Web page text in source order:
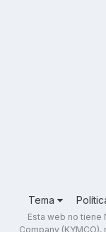
Tema
Esta web no tiene
Company (KYMCO),